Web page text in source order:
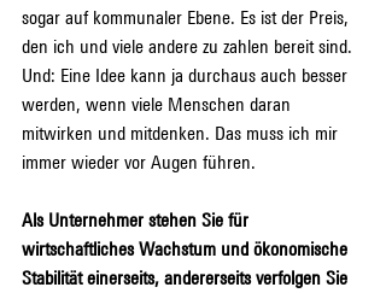
sogar auf kommunaler Ebene. Es ist der Preis,
den ich und viele andere zu zahlen bereit sind.
Und: Eine Idee kann ja durchaus auch besser
werden, wenn viele Menschen daran
mitwirken und mitdenken. Das muss ich mir
immer wieder vor Augen führen.
Als Unternehmer stehen Sie für
wirtschaftliches Wachstum und ökonomische
Stabilität einerseits, andererseits verfolgen Sie